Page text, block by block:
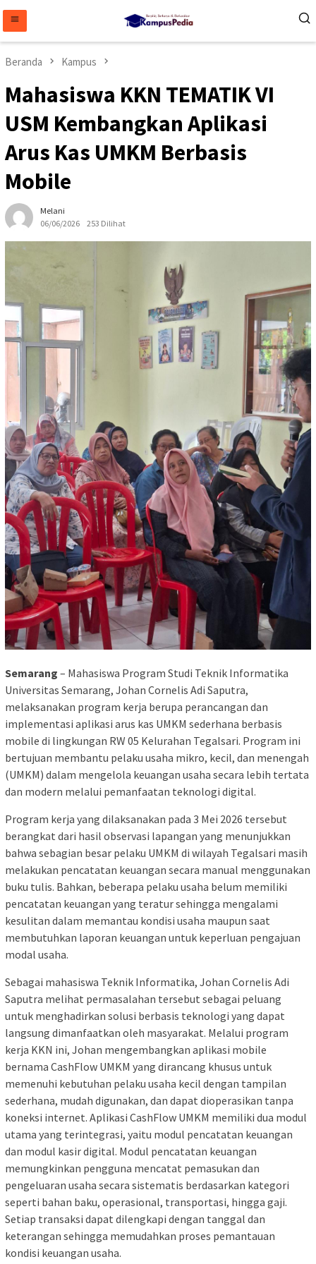
konten
Beranda Kampus
Mahasiswa KKN TEMATIK VI
USM Kembangkan Aplikasi
Arus Kas UMKM Berbasis
Mobile
Melani
06/06/2026
253 Dilihat
Semarang – Mahasiswa Program Studi Teknik Informatika
Universitas Semarang, Johan Cornelis Adi Saputra,
melaksanakan program kerja berupa perancangan dan
implementasi aplikasi arus kas UMKM sederhana berbasis
mobile di lingkungan RW 05 Kelurahan Tegalsari. Program ini
bertujuan membantu pelaku usaha mikro, kecil, dan menengah
(UMKM) dalam mengelola keuangan usaha secara lebih tertata
dan modern melalui pemanfaatan teknologi digital.
Program kerja yang dilaksanakan pada 3 Mei 2026 tersebut
berangkat dari hasil observasi lapangan yang menunjukkan
bahwa sebagian besar pelaku UMKM di wilayah Tegalsari masih
melakukan pencatatan keuangan secara manual menggunakan
buku tulis. Bahkan, beberapa pelaku usaha belum memiliki
pencatatan keuangan yang teratur sehingga mengalami
kesulitan dalam memantau kondisi usaha maupun saat
membutuhkan laporan keuangan untuk keperluan pengajuan
modal usaha.
Sebagai mahasiswa Teknik Informatika, Johan Cornelis Adi
Saputra melihat permasalahan tersebut sebagai peluang
untuk menghadirkan solusi berbasis teknologi yang dapat
langsung dimanfaatkan oleh masyarakat. Melalui program
kerja KKN ini, Johan mengembangkan aplikasi mobile
bernama CashFlow UMKM yang dirancang khusus untuk
memenuhi kebutuhan pelaku usaha kecil dengan tampilan
sederhana, mudah digunakan, dan dapat dioperasikan tanpa
koneksi internet. Aplikasi CashFlow UMKM memiliki dua modul
utama yang terintegrasi, yaitu modul pencatatan keuangan
dan modul kasir digital. Modul pencatatan keuangan
memungkinkan pengguna mencatat pemasukan dan
pengeluaran usaha secara sistematis berdasarkan kategori
seperti bahan baku, operasional, transportasi, hingga gaji.
Setiap transaksi dapat dilengkapi dengan tanggal dan
keterangan sehingga memudahkan proses pemantauan
kondisi keuangan usaha.